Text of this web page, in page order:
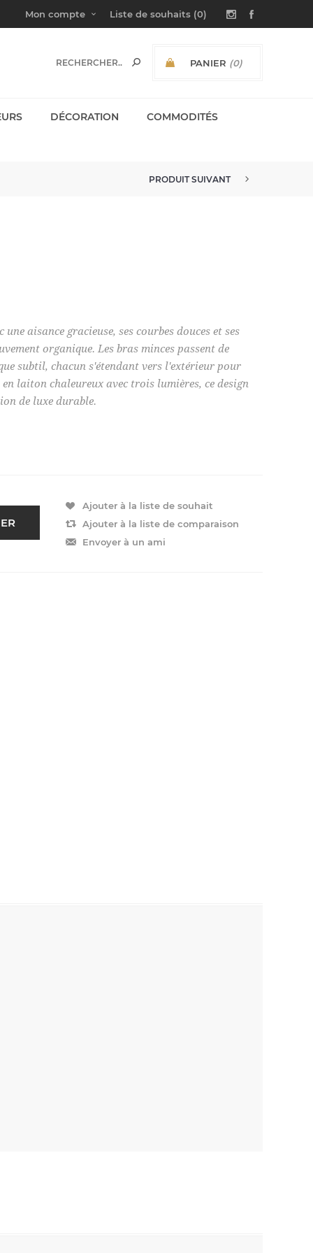
Mon compte Liste de souhaits (0)
PANIER (0)
DÉCORATION COMMODITÉS
PRODUIT SUIVANT
aisance gracieuse, ses courbes douces et ses
organique. Les bras minces passent de
subtil, chacun s'étendant vers l'extérieur pour
laiton chaleureux avec trois lumières, ce design
de luxe durable.